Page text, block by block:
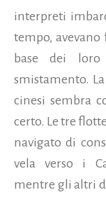
interpreti
tempo,
base dei
smistamento.
cinesi sembra
certo. Le tre
navigato di
vela verso i
mentre gli altri